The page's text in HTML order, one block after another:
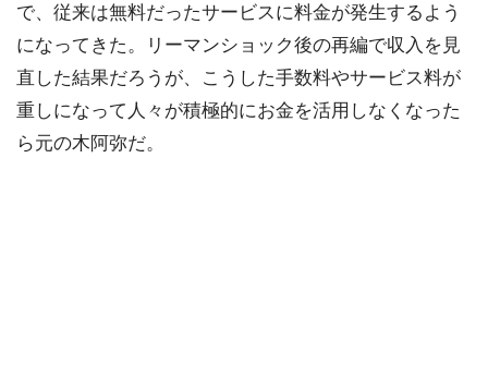
で、従来は無料だったサービスに料金が発生するよう
になってきた。リーマンショック後の再編で収入を見
直した結果だろうが、こうした手数料やサービス料が
重しになって人々が積極的にお金を活用しなくなった
ら元の木阿弥だ。